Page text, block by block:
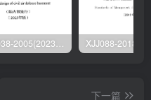
GB50038-2005(2023版)–人民防空地下室设计规范
下一篇